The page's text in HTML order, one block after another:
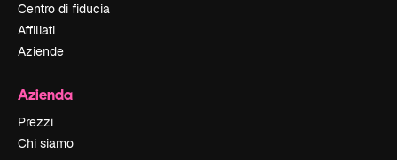
Centro di fiducia
Affiliati
Aziende
Azienda
Prezzi
Chi siamo